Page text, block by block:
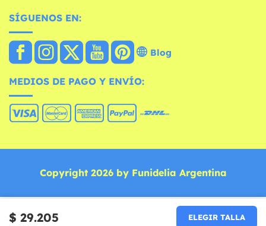
$ 29.205 ELEGIR TALLA
SÍGUENOS EN:
Blog
MEDIOS DE PAGO Y ENVÍO:
Copyright 2026 by Funidelia Argentina